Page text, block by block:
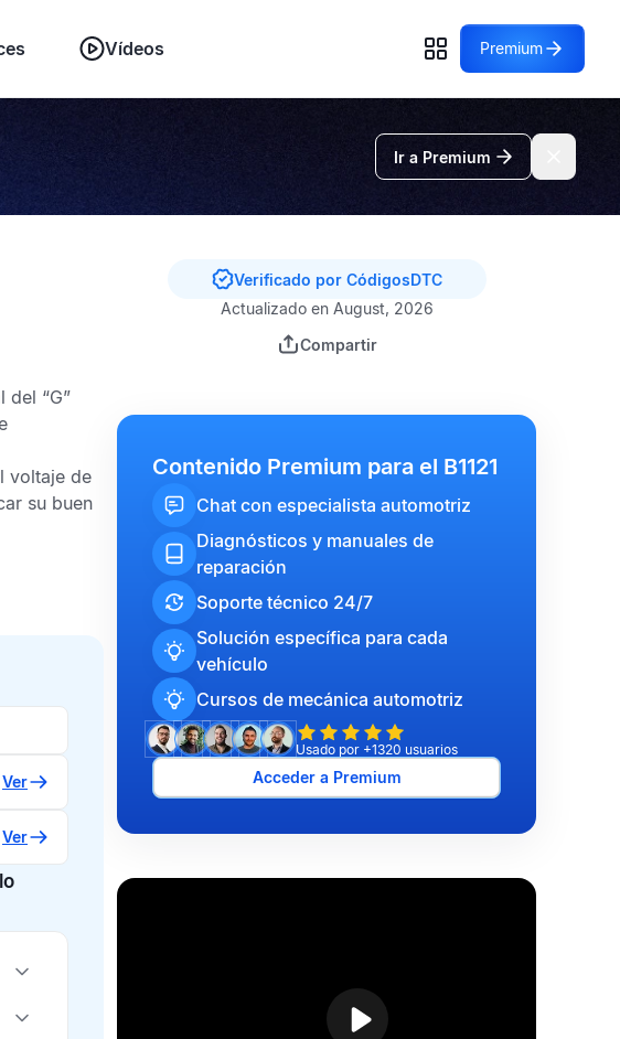
Vídeos Premium
Ir a Premium
del “G”
voltaje de
su buen
Ver
Ver
Verificado por CódigosDTC
Actualizado en August, 2026
Compartir
Contenido Premium para el B1121
Chat con especialista automotriz
Diagnósticos y manuales de
reparación
Soporte técnico 24/7
Solución específica para cada
vehículo
Cursos de mecánica automotriz
Usado por +1320 usuarios
Acceder a Premium